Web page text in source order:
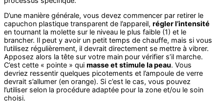
D’une manière générale, vous devez commencer par retirer le
capuchon plastique transparent de l’appareil, régler l’intensité
en tournant la molette sur le niveau le plus faible (1) et le
brancher. Il peut y avoir un petit temps de chauffe, mais si vous
l’utilisez régulièrement, il devrait directement se mettre à vibrer.
Apposez alors la tête sur votre main pour vérifier s’il marche.
C’est cette « pointe » qui masse et stimule la peau. Vous
devriez ressentir quelques picotements et l’ampoule de verre
devrait s’allumer (en orange). Si c’est le cas, vous pouvez
l’utiliser selon la procédure adaptée pour la zone et/ou le soin
choisi.